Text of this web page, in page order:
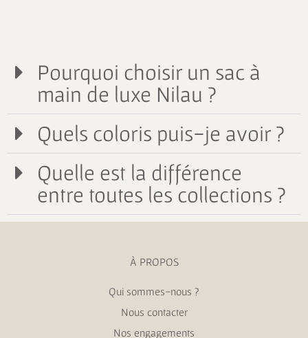
Pourquoi choisir un sac à
main de luxe Nilau ?
Quels coloris puis-je avoir ?
Quelle est la différence
entre toutes les collections ?
À PROPOS
Qui sommes-nous ?
Nous contacter
Nos engagements